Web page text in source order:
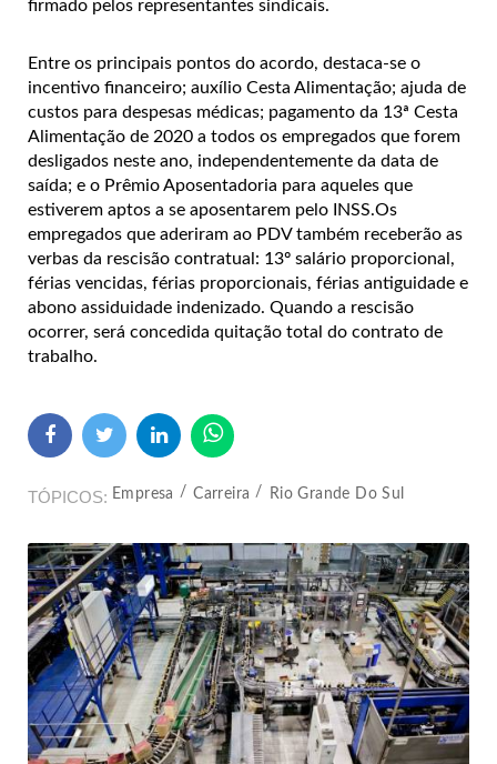
firmado pelos representantes sindicais.
Entre os principais pontos do acordo, destaca-se o
incentivo financeiro; auxílio Cesta Alimentação; ajuda de
custos para despesas médicas; pagamento da 13ª Cesta
Alimentação de 2020 a todos os empregados que forem
desligados neste ano, independentemente da data de
saída; e o Prêmio Aposentadoria para aqueles que
estiverem aptos a se aposentarem pelo INSS.Os
empregados que aderiram ao PDV também receberão as
verbas da rescisão contratual: 13º salário proporcional,
férias vencidas, férias proporcionais, férias antiguidade e
abono assiduidade indenizado. Quando a rescisão
ocorrer, será concedida quitação total do contrato de
trabalho.
TÓPICOS Empresa Carreira Rio Grande Do Sul